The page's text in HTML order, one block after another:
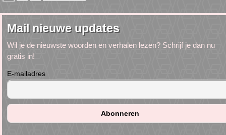
Mail nieuwe updates
Wil je de nieuwste woorden en verhalen lezen? Schrijf je dan nu
gratis in!
E-mailadres